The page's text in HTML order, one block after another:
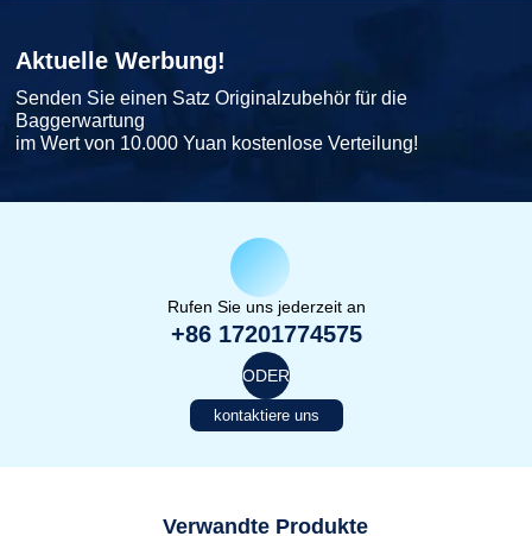
Aktuelle Werbung!
Senden Sie einen Satz Originalzubehör für die
Baggerwartung
im Wert von 10.000 Yuan kostenlose Verteilung!
Rufen Sie uns jederzeit an
+86 17201774575
ODER
kontaktiere uns
Verwandte Produkte